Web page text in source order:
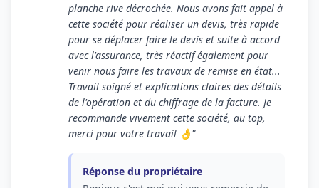
planche rive décrochée. Nous avons fait appel à
cette société pour réaliser un devis, très rapide
pour se déplacer faire le devis et suite à accord
avec l'assurance, très réactif également pour
venir nous faire les travaux de remise en état...
Travail soigné et explications claires des détails
de l'opération et du chiffrage de la facture. Je
recommande vivement cette société, au top,
merci pour votre travail 👌"
Réponse du propriétaire